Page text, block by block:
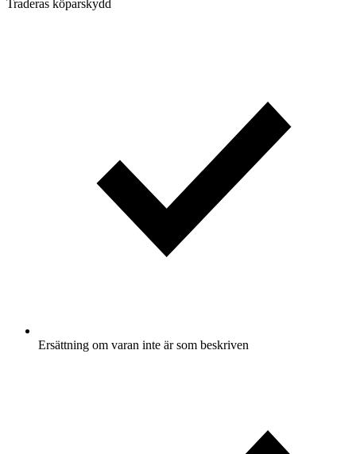
Traderas köparskydd
Ersättning om varan inte är som beskriven